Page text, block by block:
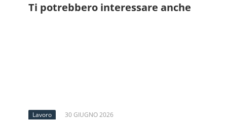
Ti potrebbero interessare anche
Lavoro 30 GIUGNO 2026